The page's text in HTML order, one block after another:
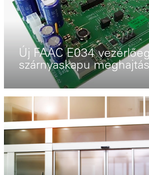
Új FAAC E034
szárnyaskapu